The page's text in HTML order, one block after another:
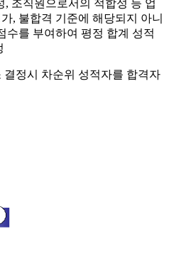
, 조직원으로서의 적합성 등 업
, 불합격 기준에 해당되지 아니
수를 부여하여 평정 합계 성적
정시 차순위 성적자를 합격자